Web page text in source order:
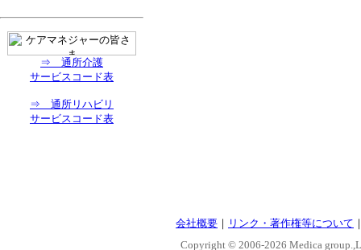
⇒ 通所介護
サービスコード表
⇒ 通所リハビリ
サービスコード表
会社概要 ｜ リンク・著作権等について
Copyright © 2006-2026 Medica